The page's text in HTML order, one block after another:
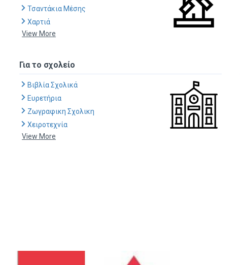
Τσαντάκια Μέσης
Χαρτιά
View More
Για το σχολείο
Βιβλία Σχολικά
Ευρετήρια
Ζωγραφικη Σχολικη
Χειροτεχνία
View More